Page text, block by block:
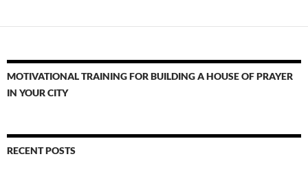
MOTIVATIONAL TRAINING FOR BUILDING A HOUSE OF PRAYER
IN YOUR CITY
RECENT POSTS